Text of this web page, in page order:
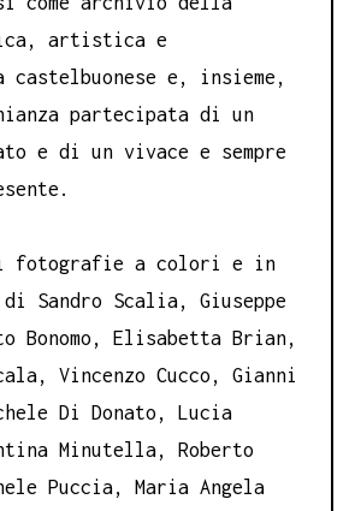
artistica e
castelbuonese e, insieme,
partecipata di un
e di un vivace e sempre
fotografie a colori e in
Sandro Scalia, Giuseppe
Bonomo, Elisabetta Brian,
Vincenzo Cucco, Gianni
Di Donato, Lucia
Minutella, Roberto
Puccia, Maria Angela